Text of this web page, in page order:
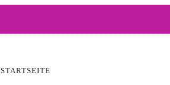
WOW-
STARTSEITE